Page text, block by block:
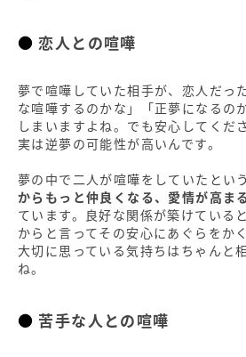
恋人との喧嘩
夢で喧嘩していた相手が、恋人だっ
な喧嘩するのかな」「正夢になるの
しまいますよね。でも安心してくだ
実は逆夢の可能性が高いんです。
夢の中で二人が喧嘩をしていたとい
からもっと仲良くなる、愛情が高ま
ています。良好な関係が築けている
からと言ってその安心にあぐらをか
大切に思っている気持ちはちゃんと
ね。
苦手な人との喧嘩